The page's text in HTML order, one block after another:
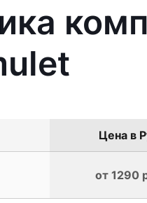
Цена в
от 1290